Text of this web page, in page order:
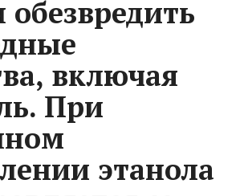
включая
При
этанола